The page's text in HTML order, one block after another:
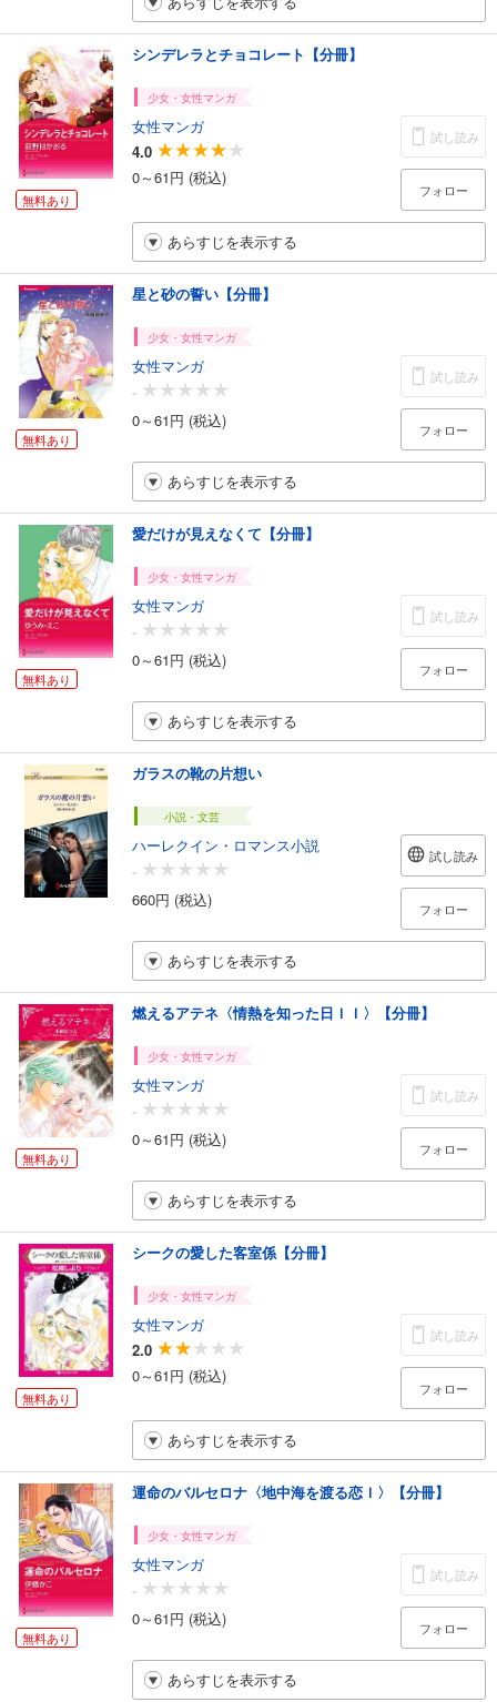
無料あり
シンデレラとチョコレート【分冊】
少女・女性マンガ
女性マンガ
4.0
0～61円 (税込)
試し読み
フォロー
あらすじを表示する
無料あり
星と砂の誓い【分冊】
少女・女性マンガ
女性マンガ
-
0～61円 (税込)
試し読み
フォロー
あらすじを表示する
無料あり
愛だけが見えなくて【分冊】
少女・女性マンガ
女性マンガ
-
0～61円 (税込)
試し読み
フォロー
あらすじを表示する
ガラスの靴の片想い
小説・文芸
ハーレクイン・ロマンス小説
-
660円 (税込)
試し読み
フォロー
あらすじを表示する
無料あり
燃えるアテネ〈情熱を知った日ＩＩ〉【分冊】
少女・女性マンガ
女性マンガ
-
0～61円 (税込)
試し読み
フォロー
あらすじを表示する
無料あり
シークの愛した客室係【分冊】
少女・女性マンガ
女性マンガ
2.0
0～61円 (税込)
試し読み
フォロー
あらすじを表示する
無料あり
運命のバルセロナ〈地中海を渡る恋Ｉ〉【分冊】
少女・女性マンガ
女性マンガ
-
0～61円 (税込)
試し読み
フォロー
あらすじを表示する